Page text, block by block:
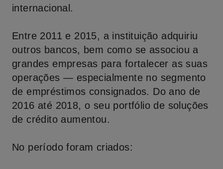
internacional.
Entre 2011 e 2015, a instituição adquiriu
outros bancos, bem como se associou a
grandes empresas para fortalecer as suas
operações — especialmente no segmento
de empréstimos consignados. Do ano de
2016 até 2018, o seu portfólio de soluções
de crédito aumentou.
No período foram criados: